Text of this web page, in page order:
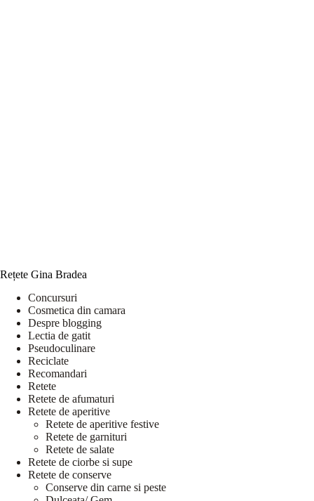
Rețete Gina Bradea
Concursuri
Cosmetica din camara
Despre blogging
Lectia de gatit
Pseudoculinare
Reciclate
Recomandari
Retete
Retete de afumaturi
Retete de aperitive
Retete de aperitive festive
Retete de garnituri
Retete de salate
Retete de ciorbe si supe
Retete de conserve
Conserve din carne si peste